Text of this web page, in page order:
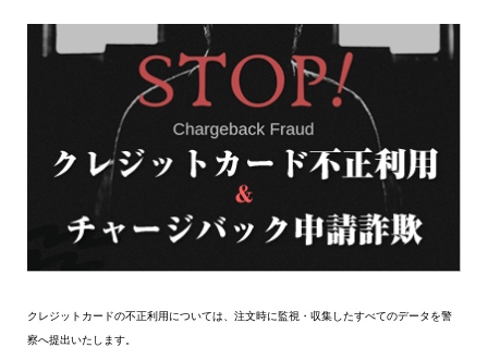
クレジットカードの不正利用については、注文時に監視・収集したすべてのデータを警
察へ提出いたします。